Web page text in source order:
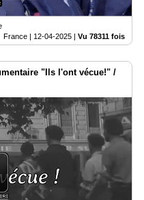
France | 12-04-2025 | Vu 78311 fois
"Ils l'ont vécue!" /